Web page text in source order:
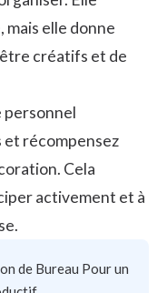
mais elle donne
créatifs et de
personnel
et récompensez
Cela
activement et à
de Bureau Pour un